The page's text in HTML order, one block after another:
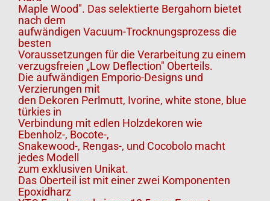
Maple Wood". Das selektierte Bergahorn bietet
nach dem
aufwändigen Vacuum-Trocknungsprozess die
besten
Voraussetzungen für die Verarbeitung zu einem
verzugsfreien „Low Deflection" Oberteils.
Die aufwändigen Emporio-Designs und
Verzierungen mit
den Dekoren Perlmutt, Ivorine, white stone, blue
türkies in
Verbindung mit edlen Holzdekoren wie
Ebenholz-, Bocote-,
Snakewood-, Rengas-, und Cocobolo macht
jedes Modell
zum exklusiven Unikat.
Das Oberteil ist mit einer zwei Komponenten
Epoxidharz